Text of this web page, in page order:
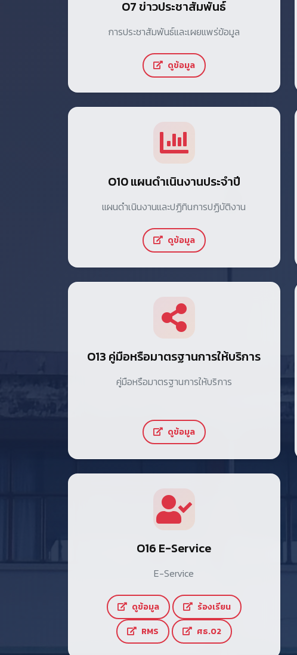
O7 ข่าวประชาสัมพันธ์
การประชาสัมพันธ์และเผยแพร่ข้อมูล
ดูข้อมูล
O10 แผนดำเนินงานประจำปี
แผนดำเนินงานและปฏิทินการปฏิบัติงาน
ดูข้อมูล
O13 คู่มือหรือมาตรฐานการให้บริการ
คู่มือหรือมาตรฐานการให้บริการ
ดูข้อมูล
O16 E-Service
E-Service
ดูข้อมูล
ร้องเรียน
RMS
ศธ.02